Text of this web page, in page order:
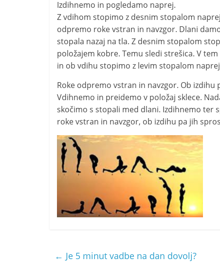
Izdihnemo in pogledamo naprej.
Z vdihom stopimo z desnim stopalom
odpremo roke vstran in navzgor. Dlani
stopala nazaj na tla. Z desnim stopalom
položajem kobre. Temu sledi strešica. V
in ob vdihu stopimo z levim stopalom
Roke odpremo vstran in navzgor. Ob
Vdihnemo in preidemo v položaj sklece.
skočimo s stopali med dlani. Izdihnemo
roke vstran in navzgor, ob izdihu pa jih
← Je 5 minut vadbe na dan dovolj?